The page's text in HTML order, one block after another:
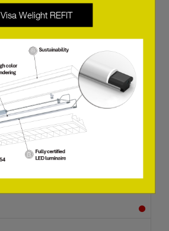
EM R2A 68mm BASIC NM 133 AP
89801226
EM R2A 68mm BASIC NM 132 AP
89801221
Visa Welight REFIT